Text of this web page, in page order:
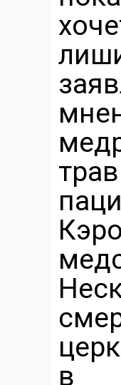
в